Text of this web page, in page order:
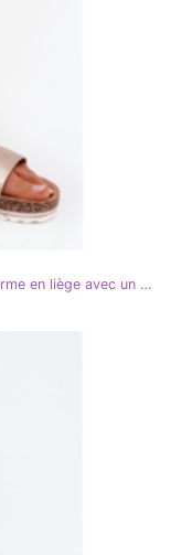
Boto Les tongs pour femmes sur une plate-forme en liège avec un détail décoratif de Gold Vessira doré